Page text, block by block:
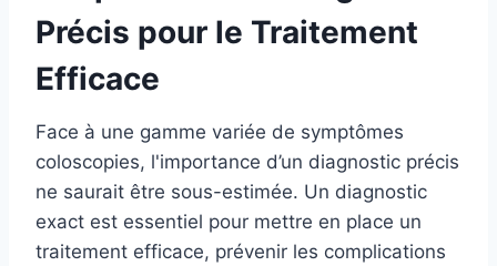
Précis pour le Traitement
Efficace
Face à une gamme variée de symptômes
coloscopies, l'importance d’un diagnostic précis
ne saurait être sous-estimée. Un diagnostic
exact est essentiel pour mettre en place un
traitement efficace, prévenir les complications